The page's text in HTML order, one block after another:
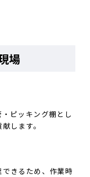
場
ピッキング棚とし
します。
きるため、作業時